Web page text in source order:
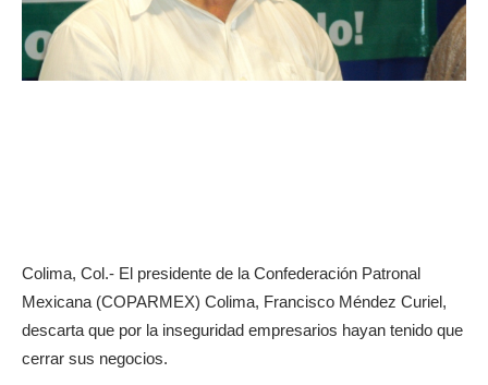
Colima, Col.- El presidente de la Confederación Patronal
Mexicana (COPARMEX) Colima, Francisco Méndez Curiel,
descarta que por la inseguridad empresarios hayan tenido que
cerrar sus negocios.